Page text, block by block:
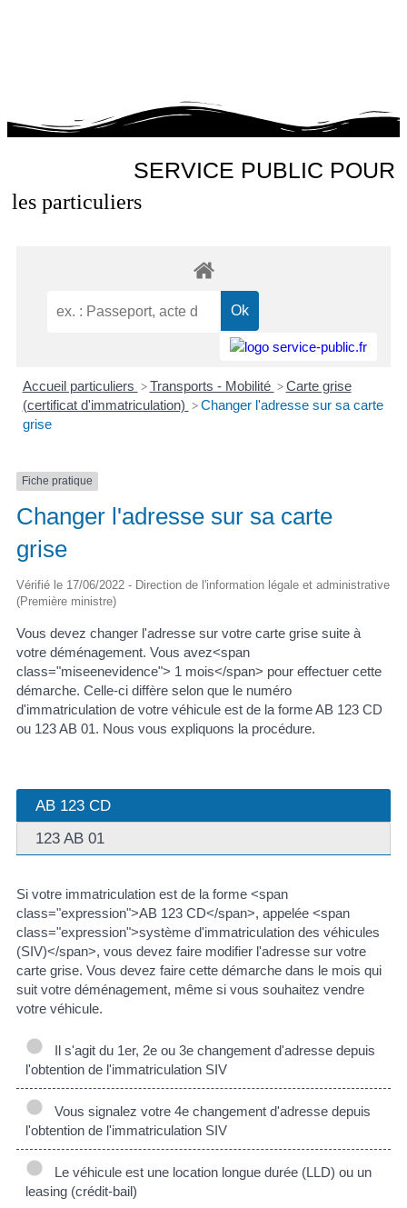
SERVICE PUBLIC POUR​
les particuliers
Accueil particuliers > Transports - Mobilité > Carte grise
(certificat d'immatriculation) > Changer l'adresse sur sa carte
grise
Fiche pratique
Changer l'adresse sur sa carte
grise
Vérifié le 17/06/2022 - Direction de l'information légale et administrative
(Première ministre)
Vous devez changer l'adresse sur votre carte grise suite à
votre déménagement. Vous avez<span
class="miseenevidence"> 1 mois</span> pour effectuer cette
démarche. Celle-ci diffère selon que le numéro
d'immatriculation de votre véhicule est de la forme AB 123 CD
ou 123 AB 01. Nous vous expliquons la procédure.
AB 123 CD
123 AB 01
Si votre immatriculation est de la forme <span
class="expression">AB 123 CD</span>, appelée <span
class="expression">système d'immatriculation des véhicules
(SIV)</span>, vous devez faire modifier l'adresse sur votre
carte grise. Vous devez faire cette démarche dans le mois qui
suit votre déménagement, même si vous souhaitez vendre
votre véhicule.
Il s'agit du 1er, 2e ou 3e changement d'adresse depuis
l'obtention de l'immatriculation SIV
Vous signalez votre 4e changement d'adresse depuis
l'obtention de l'immatriculation SIV
Le véhicule est une location longue durée (LLD) ou un
leasing (crédit-bail)